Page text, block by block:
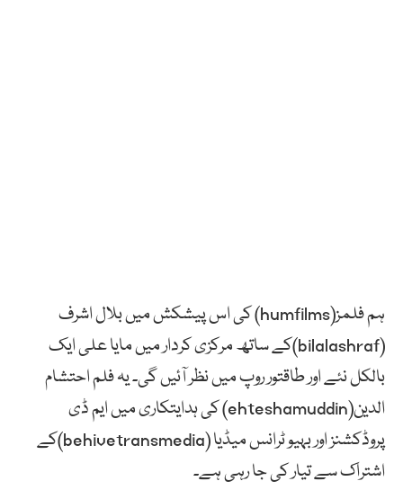
ہم فلمز(humfilms) کی اس پیشکش میں بلال اشرف
(bilalashraf)کے ساتھ مرکزی کردار میں مایا علی ایک
بالکل نئے اور طاقتور روپ میں نظر آئیں گی۔ یہ فلم احتشام
الدین(ehteshamuddin) کی ہدایتکاری میں ایم ڈی
پروڈکشنز اور بہیو ٹرانس میڈیا (behivetransmedia)کے
اشتراک سے تیار کی جا رہی ہے۔